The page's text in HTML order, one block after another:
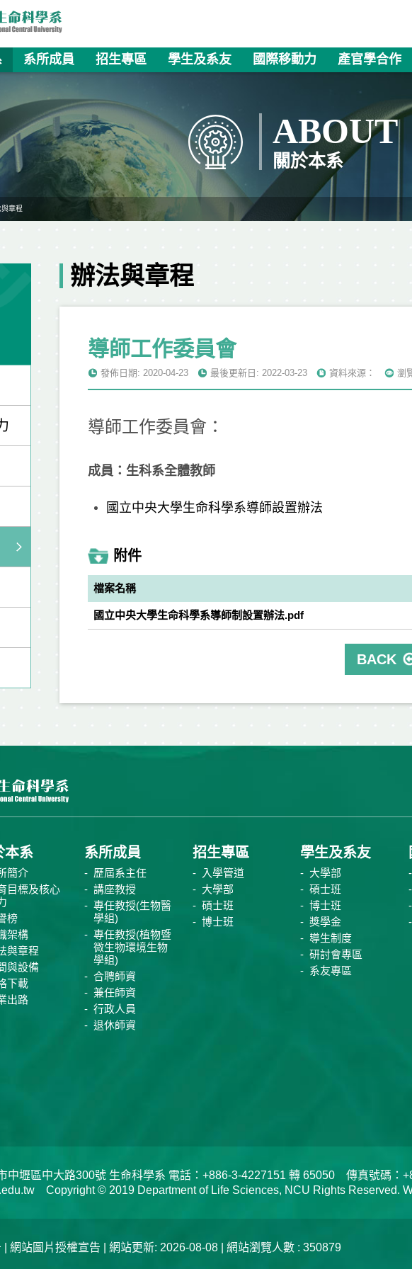
系所成員 招生專區 學生及系友 國際移動力 產官學合作
ABOUT
關於本系
章程
辦法與章程
導師工作委員會
發佈日期: 2020-04-23 最後更新日: 2022-03-23 資料來源： 瀏
導師工作委員會：
成員： 生科系全體教師
國立中央大學生命科學系導師設置辦法
附件
檔案名稱
國立中央大學生命科學系導師制設置辦法.pdf
BACK
本系
簡介
目標及核心
榜
架構
與章程
與設備
下載
出路
系所成員
歷屆系主任
講座教授
專任教授(生物醫
學組)
專任教授(植物暨
微生物環境生物
學組)
合聘師資
兼任師資
行政人員
退休師資
招生專區
入學管道
大學部
碩士班
博士班
學生及系友
大學部
碩士班
博士班
獎學金
導生制度
研討會專區
系友專區
中壢區中大路300號 生命科學系 電話：+886-3-4227151 轉 65050 傳真號碼：
Copyright © 2019 Department of Life Sciences, NCU Rights Reserved.
網站圖片授權宣告 | 網站更新: 2026-08-08 | 網站瀏覽人數 : 350879